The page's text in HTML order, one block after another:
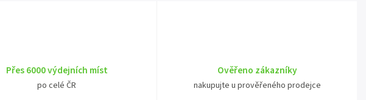
Přes 6000 výdejních míst
po celé ČR
Ověřeno zákazníky
nakupujte u prověřeného prodejce